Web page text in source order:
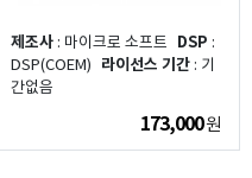
제조사 : 마이크로 소프트 DSP :
DSP(COEM) 라이선스 기간 : 기
간없음
173,000원